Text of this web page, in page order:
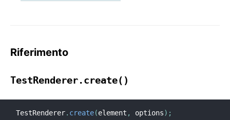
Riferimento
TestRenderer.create()
TestRenderer. create(element , options) ;